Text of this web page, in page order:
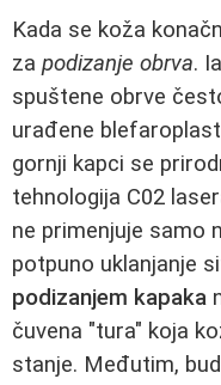
Kada se koža
za podizanje obrva.
spuštene obrve
urađene
gornji kapci se
tehnologija C02
ne primenjuje samo
potpuno uklanjanje
podizanjem kapaka
čuvena "tura" koja
stanje. Međutim,